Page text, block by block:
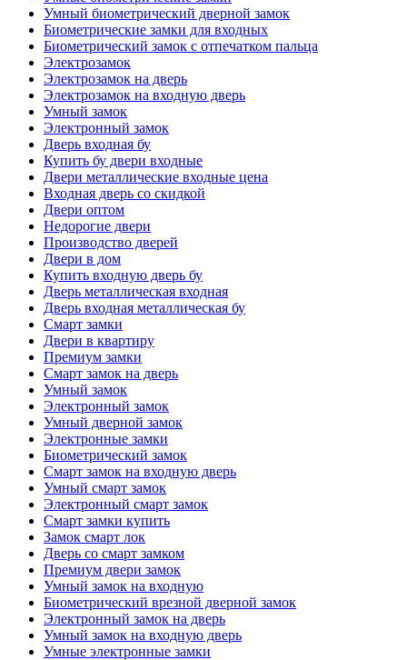
Умный биометрический дверной замок
Биометрические замки для входных
Биометрический замок с отпечатком пальца
Электрозамок
Электрозамок на дверь
Электрозамок на входную дверь
Умный замок
Электронный замок
Дверь входная бу
Купить бу двери входные
Двери металлические входные цена
Входная дверь со скидкой
Двери оптом
Недорогие двери
Производство дверей
Двери в дом
Купить входную дверь бу
Дверь металлическая входная
Дверь входная металлическая бу
Смарт замки
Двери в квартиру
Премиум замки
Смарт замок на дверь
Умный замок
Электронный замок
Умный дверной замок
Электронные замки
Биометрический замок
Смарт замок на входную дверь
Умный смарт замок
Электронный смарт замок
Смарт замки купить
Замок смарт лок
Дверь со смарт замком
Премиум двери замок
Умный замок на входную
Биометрический врезной дверной замок
Электронный замок на дверь
Умный замок на входную дверь
Умные электронные замки